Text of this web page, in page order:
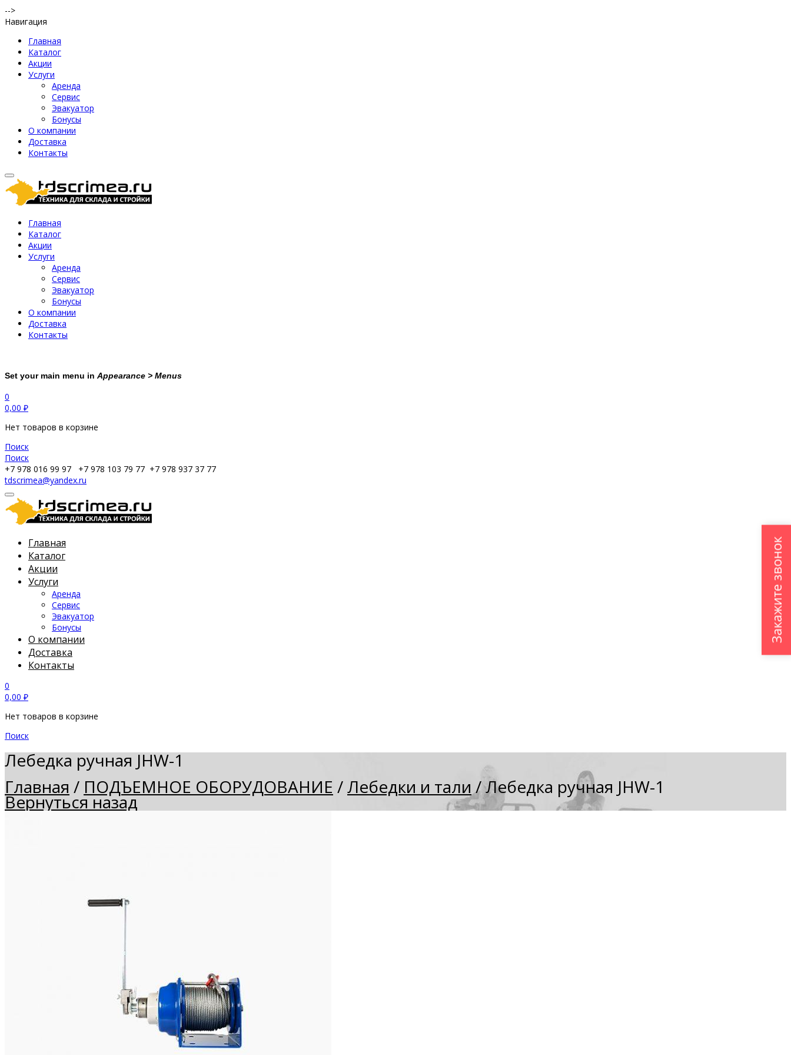
-->
Навигация
Главная
Каталог
Акции
Услуги
Аренда
Сервис
Эвакуатор
Бонусы
О компании
Доставка
Контакты
Главная
Каталог
Акции
Услуги
Аренда
Сервис
Эвакуатор
Бонусы
О компании
Доставка
Контакты
Set your main menu in Appearance > Menus
0
0,00 ₽
Нет товаров в корзине
Поиск
Поиск
+7 978 016 99 97
+7 978 103 79 77 +7 978 937 37 77
tdscrimea@yandex.ru
Главная
Каталог
Акции
Услуги
Аренда
Сервис
Эвакуатор
Бонусы
О компании
Доставка
Контакты
0
0,00 ₽
Нет товаров в корзине
Поиск
Лебедка ручная JHW-1
Главная / ПОДЪЕМНОЕ ОБОРУДОВАНИЕ /Лебедки и тали /Лебедка ручная JHW-1
Вернуться назад
Закажите звонок